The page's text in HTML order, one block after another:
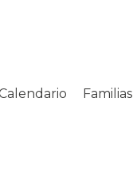
Familias